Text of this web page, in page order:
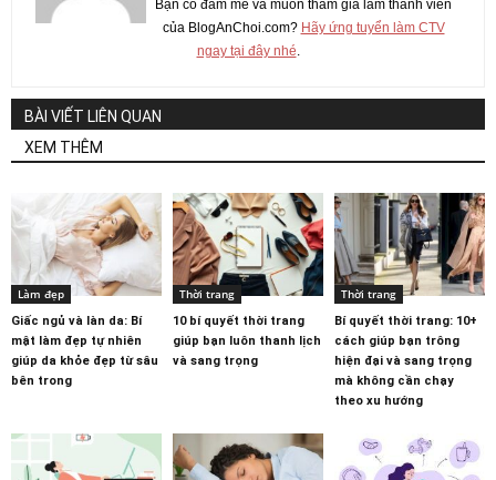
Bạn có đam mê và muốn tham gia làm thành viên
của BlogAnChoi.com? Hãy ứng tuyển làm CTV
ngay tại đây nhé.
BÀI VIẾT LIÊN QUAN
XEM THÊM
Làm đẹp
Giấc ngủ và làn da: Bí
mật làm đẹp tự nhiên
giúp da khỏe đẹp từ sâu
bên trong
Thời trang
10 bí quyết thời trang
giúp bạn luôn thanh lịch
và sang trọng
Thời trang
Bí quyết thời trang: 10+
cách giúp bạn trông
hiện đại và sang trọng
mà không cần chạy
theo xu hướng